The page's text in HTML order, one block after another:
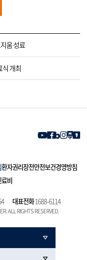
움 성료
개최
환자권리장전안전보건경영방침
비
대표전화1688-6114
ALL RIGHTS RESERVED.